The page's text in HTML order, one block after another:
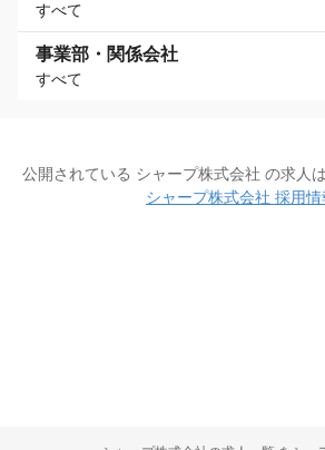
すべて
事業部・関係会社
すべて
公開されている シャープ株式会社 の求人
シャープ株式会社 採用